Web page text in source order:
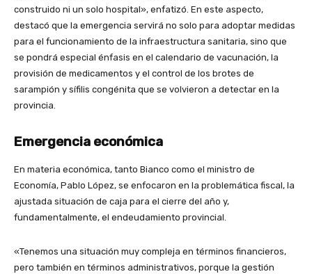
construido ni un solo hospital», enfatizó. En este aspecto,
destacó que la emergencia servirá no solo para adoptar medidas
para el funcionamiento de la infraestructura sanitaria, sino que
se pondrá especial énfasis en el calendario de vacunación, la
provisión de medicamentos y el control de los brotes de
sarampión y sífilis congénita que se volvieron a detectar en la
provincia.
Emergencia económica
En materia económica, tanto Bianco como el ministro de
Economía, Pablo López, se enfocaron en la problemática fiscal, la
ajustada situación de caja para el cierre del año y,
fundamentalmente, el endeudamiento provincial.
«Tenemos una situación muy compleja en términos financieros,
pero también en términos administrativos, porque la gestión